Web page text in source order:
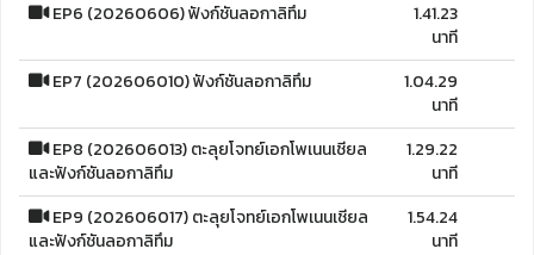
EP6 (20260606) ฟังก์ชันลอกาลิทึม
1.41.23
นาที
EP7 (202606010) ฟังก์ชันลอกาลิทึม
1.04.29
นาที
EP8 (202606013) ตะลุยโจทย์เอกโพเนนเชียล
และฟังก์ชันลอกาลิทึม
1.29.22
นาที
EP9 (202606017) ตะลุยโจทย์เอกโพเนนเชียล
และฟังก์ชันลอกาลิทึม
1.54.24
นาที